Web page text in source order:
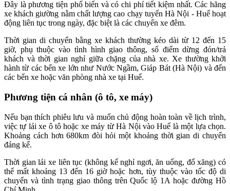
Đây là phương tiện phổ biến và có chi phí tiết kiệm nhất. Các hãng
xe khách giường nằm chất lượng cao chạy tuyến Hà Nội - Huế hoạt
động liên tục trong ngày, đặc biệt là các chuyến xe đêm.
Thời gian di chuyển bằng xe khách thường kéo dài từ 12 đến 15
giờ, phụ thuộc vào tình hình giao thông, số điểm dừng đón/trả
khách và thời gian nghỉ giữa chặng của nhà xe. Xe thường khởi
hành từ các bến xe lớn như Nước Ngầm, Giáp Bát (Hà Nội) và đến
các bến xe hoặc văn phòng nhà xe tại Huế.
Phương tiện cá nhân (ô tô, xe máy)
Nếu bạn thích phiêu lưu và muốn chủ động hoàn toàn về lịch trình,
việc tự lái xe ô tô hoặc xe máy từ Hà Nội vào Huế là một lựa chọn.
Khoảng cách hơn 680km đòi hỏi một khoảng thời gian di chuyển
đáng kể.
Thời gian lái xe liên tục (không kể nghỉ ngơi, ăn uống, đổ xăng) có
thể mất khoảng 13 đến 16 giờ hoặc hơn, tùy thuộc vào tốc độ di
chuyển và tình trạng giao thông trên Quốc lộ 1A hoặc đường Hồ